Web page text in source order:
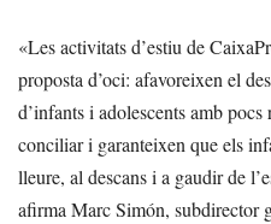
«Les activitats d’estiu de
proposta d’oci: afavoreixen el
d’infants i adolescents amb
conciliar i garanteixen que els
lleure, al descans i a gaudir de
afirma Marc Simón, subdirector